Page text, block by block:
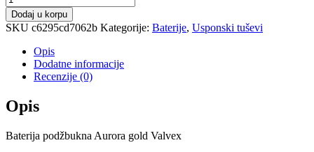
Dodaj u korpu
SKU c6295cd7062b Kategorije: Baterije, Usponski tuševi
Opis
Dodatne informacije
Recenzije (0)
Opis
Baterija podžbukna Aurora gold Valvex